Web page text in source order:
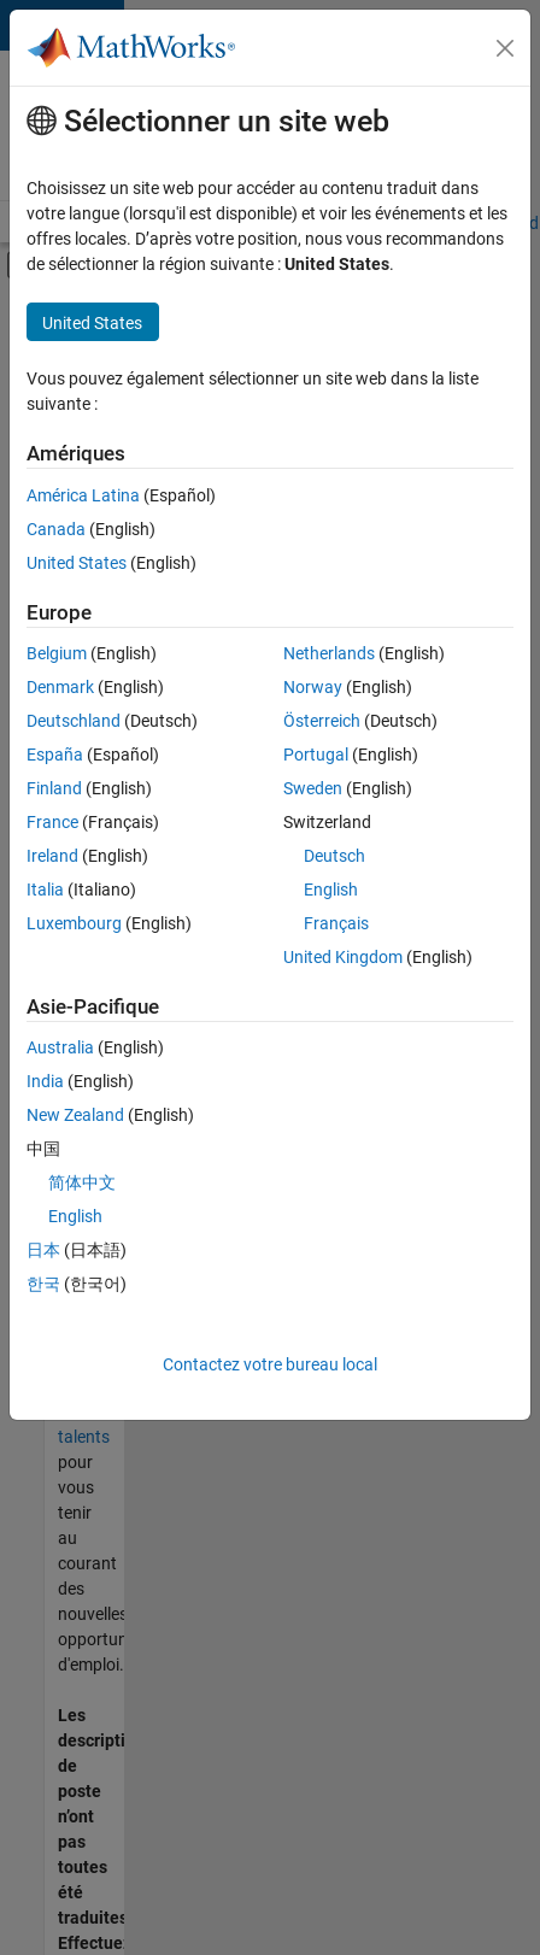
Passer au contenu
Votre
carrière
chez
Accueil Explorer nos opportunités Adresses de nos bureaux
Activer/désactiver l'affichage du menu
Contenu principal
FILTRER PAR
Programme destiné aux nouvelles carrières (EDG)
Applications et outils commerciaux
Ingénierie des versions
Actuellement,
aucune
offre
d'emploi
correspondant
à vos
critères
de
recherche.
Vous
pouvez
élargir
votre
recherche
ou
afficher
l’ensemble
d'emploi.
malgré
tout
vous
trouvez
pas
d'offre
corresponde
à vos
talents
pour
vous
tenir
au
courant
des
nouvelles
opportunités
d'emploi.
Les
descriptions
de
poste
n’ont
pas
toutes
été
traduites.
Effectuez
Sélectionner un site web
Choisissez un site web pour accéder au contenu traduit dans
votre langue (lorsqu'il est disponible) et voir les événements et les
offres locales. D’après votre position, nous vous recommandons
de sélectionner la région suivante :United States.
United States
Vous pouvez également sélectionner un site web dans la liste
suivante :
Amériques
América Latina (Español)
Canada (English)
United States (English)
Europe
Belgium (English)
Denmark (English)
Deutschland (Deutsch)
España (Español)
Finland (English)
France (Français)
Ireland (English)
Italia (Italiano)
Luxembourg (English)
Netherlands(English)
Norway(English)
Österreich (Deutsch)
Portugal (English)
Sweden (English)
Switzerland
Deutsch
English
Français
United Kingdom(English)
Asie-Pacifique
Australia (English)
India (English)
New Zealand (English)
中国
简体中文
English
日本 (日本語)
한국 (한국어)
Contactez votre bureau local